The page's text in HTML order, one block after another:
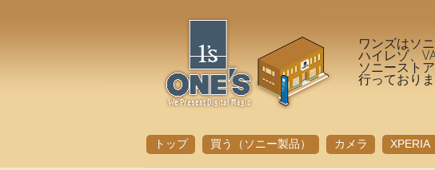
ワンズはソ
ハイレゾ、
ソニースト
行っており
トップ 買う（ソニー製品） カメラ XPERIA